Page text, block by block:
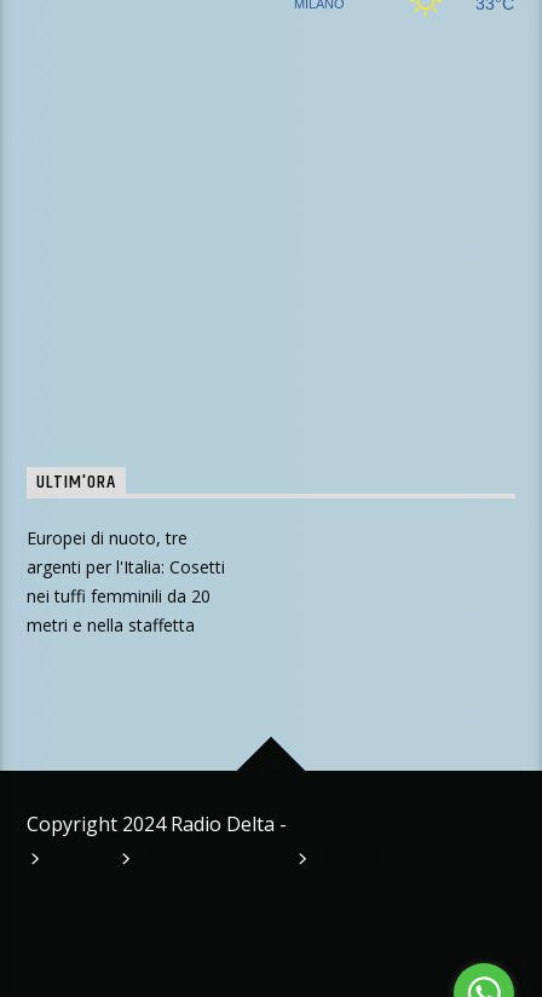
ULTIM'ORA
Drone esplode vicino a un
gasdotto bulgaro,
Zelensky lancia l'allarme
per l'inverno
Copyright 2024 Radio Delta -